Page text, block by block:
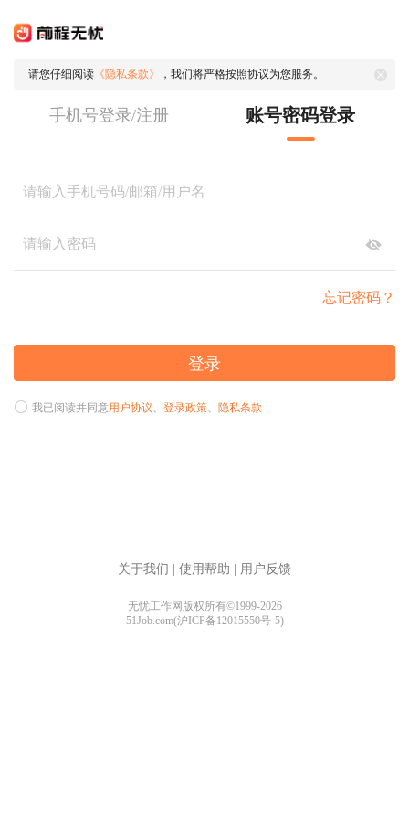
请您仔细阅读 《隐私条款》 ，我们将严格按照协议为您服务。
手机号登录/注册 账号密码登录
忘记密码？
登录
我已阅读并同意用户协议、 登录政策、 隐私条款
关于我们 使用帮助 用户反馈
无忧工作网版权所有©1999-2026
51Job.com(沪ICP备12015550号-5)